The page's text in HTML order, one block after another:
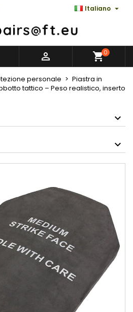
Italiano 
 0
personale
Piastra in
tattico – Peso realistico, inserto